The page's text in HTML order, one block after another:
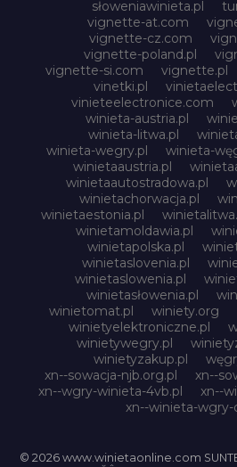
słoweniawinieta.pl
vignette-at.com
vignette-cz.com
vignette-poland.pl
vignette-si.com
vignette.pl
vinetki.pl
vinieteelectronice.com
winieta-austria.pl
winieta-litwa.pl
winieta-wegry.pl
winieta-
winietaaustria.pl
winietaautostradowa.pl
winietachorwacja.pl
winietaestonia.pl
winietamoldawia.pl
winietapolska.pl
winietaslovenia.pl
winietaslowenia.pl
winietasłowenia.pl
winietomat.pl
winiety.org
winietyelektroniczne.pl
winietywegry.pl
winietyzakup.pl
xn--sowacja-njb.org.pl
xn--
xn--wgry-winieta-4vb.pl
xn--
xn--winieta-wgry-
© 2026 www.winietaonline.com